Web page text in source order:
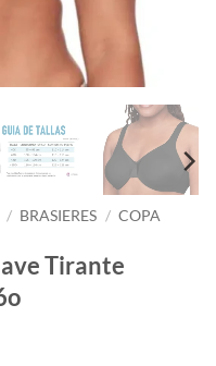
/ BRASIERES / COPA
Tirante